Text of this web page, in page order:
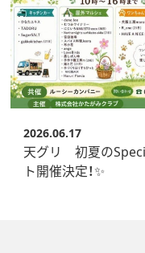
天グリ 初夏の
ト開催決定！✨
2026.06.17